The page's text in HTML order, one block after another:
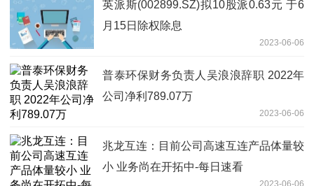
英派斯(002899.SZ)拟10股派0.63元 于6
月15日除权除息
2023-06-06
普泰环保财务负责人吴浪浪辞职 2022年
公司净利789.07万
2023-06-06
兆龙互连：目前公司高速互连产品体量较
小 业务尚在开拓中-每日速看
2023-06-06